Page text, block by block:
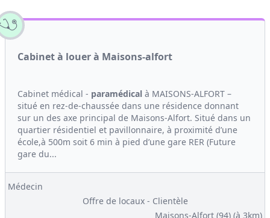
Cabinet à louer à Maisons-alfort
Cabinet médical - paramédical à MAISONS-ALFORT –
situé en rez-de-chaussée dans une résidence donnant
sur un des axe principal de Maisons-Alfort. Situé dans un
quartier résidentiel et pavillonnaire, à proximité d’une
école,à 500m soit 6 min à pied d’une gare RER (Future
gare du...
Médecin
Offre de locaux - Clientèle
Maisons-Alfort (94) (à 3km)